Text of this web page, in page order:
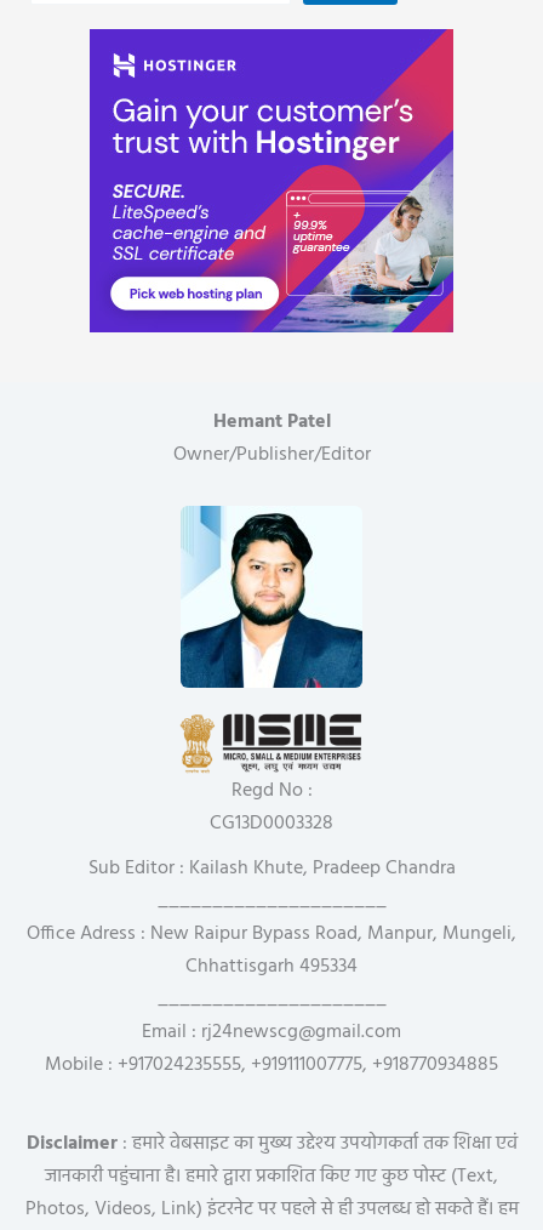
Hemant Patel
Owner/Publisher/Editor
Regd No :
CG13D0003328
Sub Editor : Kailash Khute, Pradeep Chandra
_____________________
Office Adress : New Raipur Bypass Road, Manpur, Mungeli,
Chhattisgarh 495334
_____________________
Email : rj24newscg@gmail.com
Mobile : +917024235555, +919111007775, +918770934885
Disclaimer: हमारे वेबसाइट का मुख्य उद्देश्य उपयोगकर्ता तक शिक्षा एवं
जानकारी पहुंचाना है। हमारे द्वारा प्रकाशित किए गए कुछ पोस्ट (Text,
Photos, Videos, Link) इंटरनेट पर पहले से ही उपलब्ध हो सकते हैं। हम